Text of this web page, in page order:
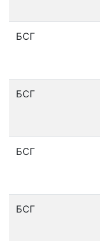
БСГ
БСГ
БСГ
БСГ